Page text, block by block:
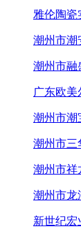
雅伦陶瓷
潮州市潮
潮州市融
广东欧美
潮州市潮
潮州市三
潮州市祥
潮州市龙
新世纪宏